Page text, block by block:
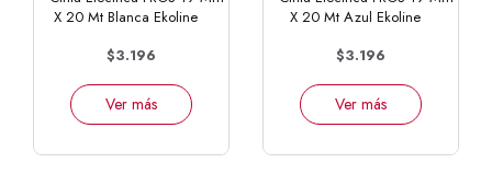
X 20 Mt Blanca Ekoline
$3.196
Ver más
X 20 Mt Azul Ekoline
$3.196
Ver más